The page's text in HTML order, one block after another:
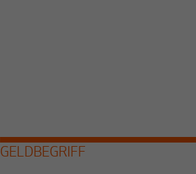
GELDBEGRIFF